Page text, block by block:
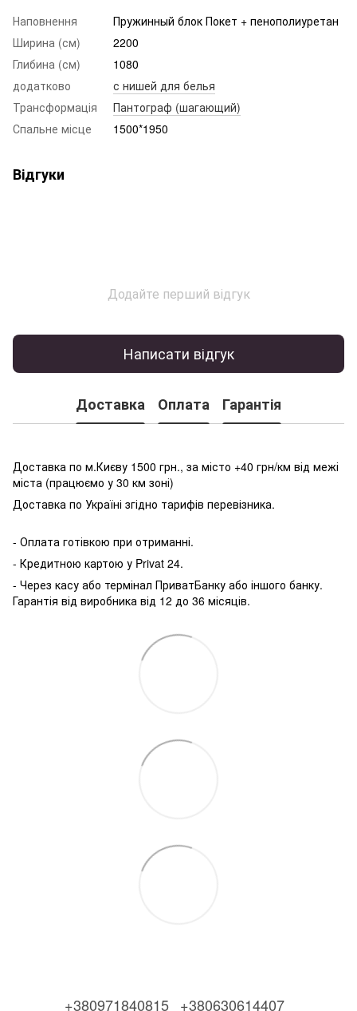
Наповнення
Пружинный блок Покет + пенополиуретан
Ширина (см)
2200
Глибина (см)
1080
додатково
с нишей для белья
Трансформація
Пантограф (шагающий)
Спальне місце
1500*1950
Відгуки
Додайте перший відгук
Написати відгук
Доставка Оплата Гарантія
Доставка по м.Києву 1500 грн., за місто +40 грн/км від межі
міста (працюємо у 30 км зоні)
Доставка по Україні згідно тарифів перевізника.
- Оплата готівкою при отриманні.
- Кредитною картою у Privat 24.
- Через касу або термінал ПриватБанку або іншого банку.
Гарантія від виробника від 12 до 36 місяців.
+380971840815 +380630614407